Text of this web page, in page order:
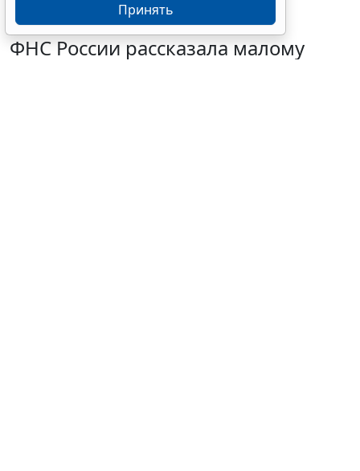
ФНС России рассказала малому
Принять